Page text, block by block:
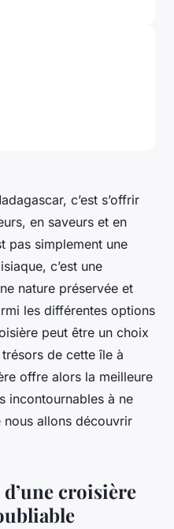
c’est s’offrir
en saveurs et en
pas simplement une
c’est une
nature préservée et
les différentes options
peut être un choix
de cette île à
offre alors la meilleure
incontournables à ne
nous allons découvrir
croisière